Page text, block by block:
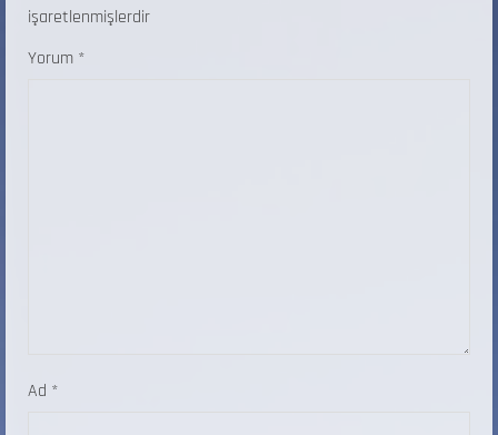
işaretlenmişlerdir
Yorum *
Ad *